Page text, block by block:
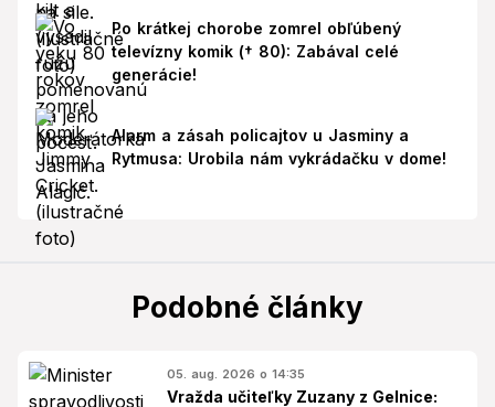
Po krátkej chorobe zomrel obľúbený
televízny komik († 80): Zabával celé
generácie!
Alarm a zásah policajtov u Jasminy a
Rytmusa: Urobila nám vykrádačku v dome!
Podobné články
05. aug. 2026 o 14:35
Vražda učiteľky Zuzany z Gelnice: